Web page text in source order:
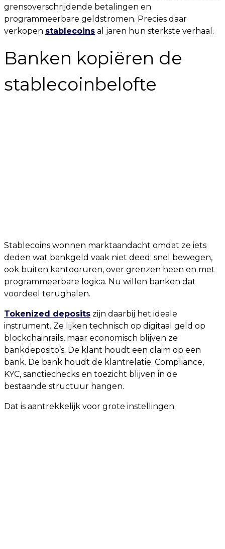
grensoverschrijdende betalingen en
programmeerbare geldstromen. Precies daar
verkopen stablecoins al jaren hun sterkste verhaal.
Banken kopiëren de
stablecoinbelofte
Stablecoins wonnen marktaandacht omdat ze iets
deden wat bankgeld vaak niet deed: snel bewegen,
ook buiten kantooruren, over grenzen heen en met
programmeerbare logica. Nu willen banken dat
voordeel terughalen.
Tokenized deposits zijn daarbij het ideale
instrument. Ze lijken technisch op digitaal geld op
blockchainrails, maar economisch blijven ze
bankdeposito’s. De klant houdt een claim op een
bank. De bank houdt de klantrelatie. Compliance,
KYC, sanctiechecks en toezicht blijven in de
bestaande structuur hangen.
Dat is aantrekkelijk voor grote instellingen.